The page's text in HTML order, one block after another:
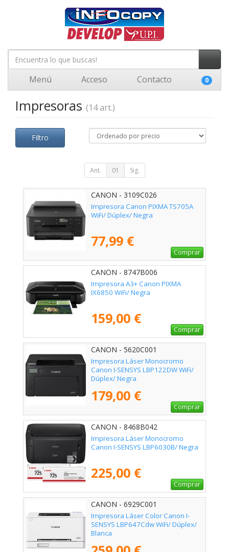
Menú Acceso Contacto 0
Impresoras (14 art.)
Filtro
Ant. 01 Sig.
CANON - 3109C026
Impresora Canon PIXMA TS705A
WiFi/ Dúplex/ Negra
77,99 €
Comprar
CANON - 8747B006
Impresora A3+ Canon PIXMA
IX6850 WiFi/ Negra
159,00 €
Comprar
CANON - 5620C001
Impresora Láser Monocromo
Canon I-SENSYS LBP122DW WiFi/
Dúplex/ Negra
179,00 €
Comprar
CANON - 8468B042
Impresora Láser Monocromo
Canon I-SENSYS LBP6030B/ Negra
225,00 €
Comprar
CANON - 6929C001
Impresora Láser Color Canon I-
SENSYS LBP647Cdw WiFi/ Dúplex/
Blanca